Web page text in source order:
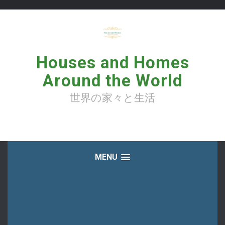
Houses and Homes
Around the World
世界の家々と生活
MENU